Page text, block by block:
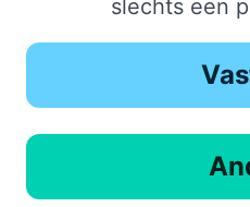
slechts een